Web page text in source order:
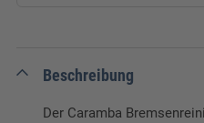
Beschreibung
Der Caramba